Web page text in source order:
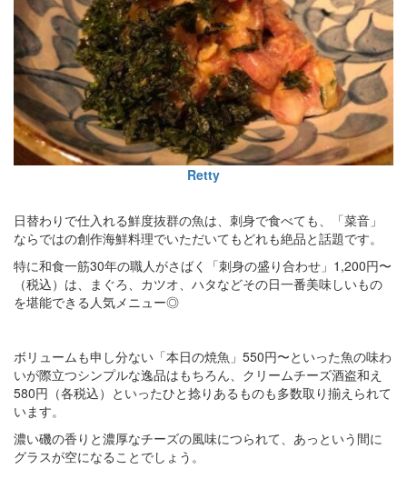
Retty
日替わりで仕入れる鮮度抜群の魚は、刺身で食べても、「菜音」
ならではの創作海鮮料理でいただいてもどれも絶品と話題です。
特に和食一筋30年の職人がさばく「刺身の盛り合わせ」1,200円〜
（税込）は、まぐろ、カツオ、ハタなどその日一番美味しいもの
を堪能できる人気メニュー◎
ボリュームも申し分ない「本日の焼魚」550円〜といった魚の味わ
いが際立つシンプルな逸品はもちろん、クリームチーズ酒盗和え
580円（各税込）といったひと捻りあるものも多数取り揃えられて
います。
濃い磯の香りと濃厚なチーズの風味につられて、あっという間に
グラスが空になることでしょう。